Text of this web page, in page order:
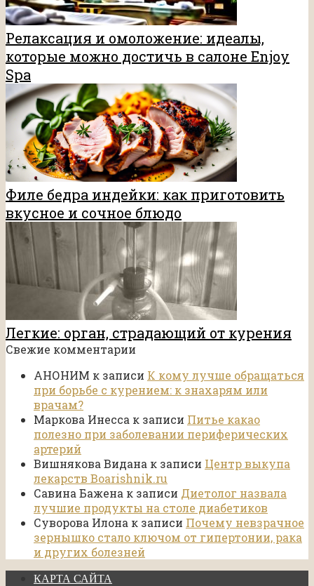
Релаксация и омоложение: идеалы,
которые можно достичь в салоне Enjoy
Spa
Филе бедра индейки: как приготовить
вкусное и сочное блюдо
Легкие: орган, страдающий от курения
Свежие комментарии
АНОНИМ к записи К кому лучше обращаться
при борьбе с курением: к знахарям или
врачам?
Маркова Инесса к записи Питье какао
полезно при заболевании периферических
артерий
Вишнякова Видана к записи Центр выкупа
лекарств Boarishnik.ru
Савина Бажена к записи Диетолог назвала
лучшие продукты на столе диабетиков
Суворова Илона к записи Почему невзрачное
зернышко стало ключом от гипертонии, рака
и других болезней
КАРТА САЙТА